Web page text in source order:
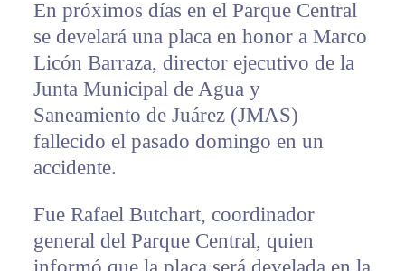
En próximos días en el Parque Central
se develará una placa en honor a Marco
Licón Barraza, director ejecutivo de la
Junta Municipal de Agua y
Saneamiento de Juárez (JMAS)
fallecido el pasado domingo en un
accidente.
Fue Rafael Butchart, coordinador
general del Parque Central, quien